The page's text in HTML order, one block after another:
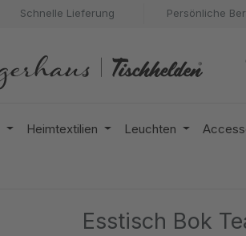
Schnelle Lieferung Persönliche
Heimtextilien Leuchten
Esstisch Bok